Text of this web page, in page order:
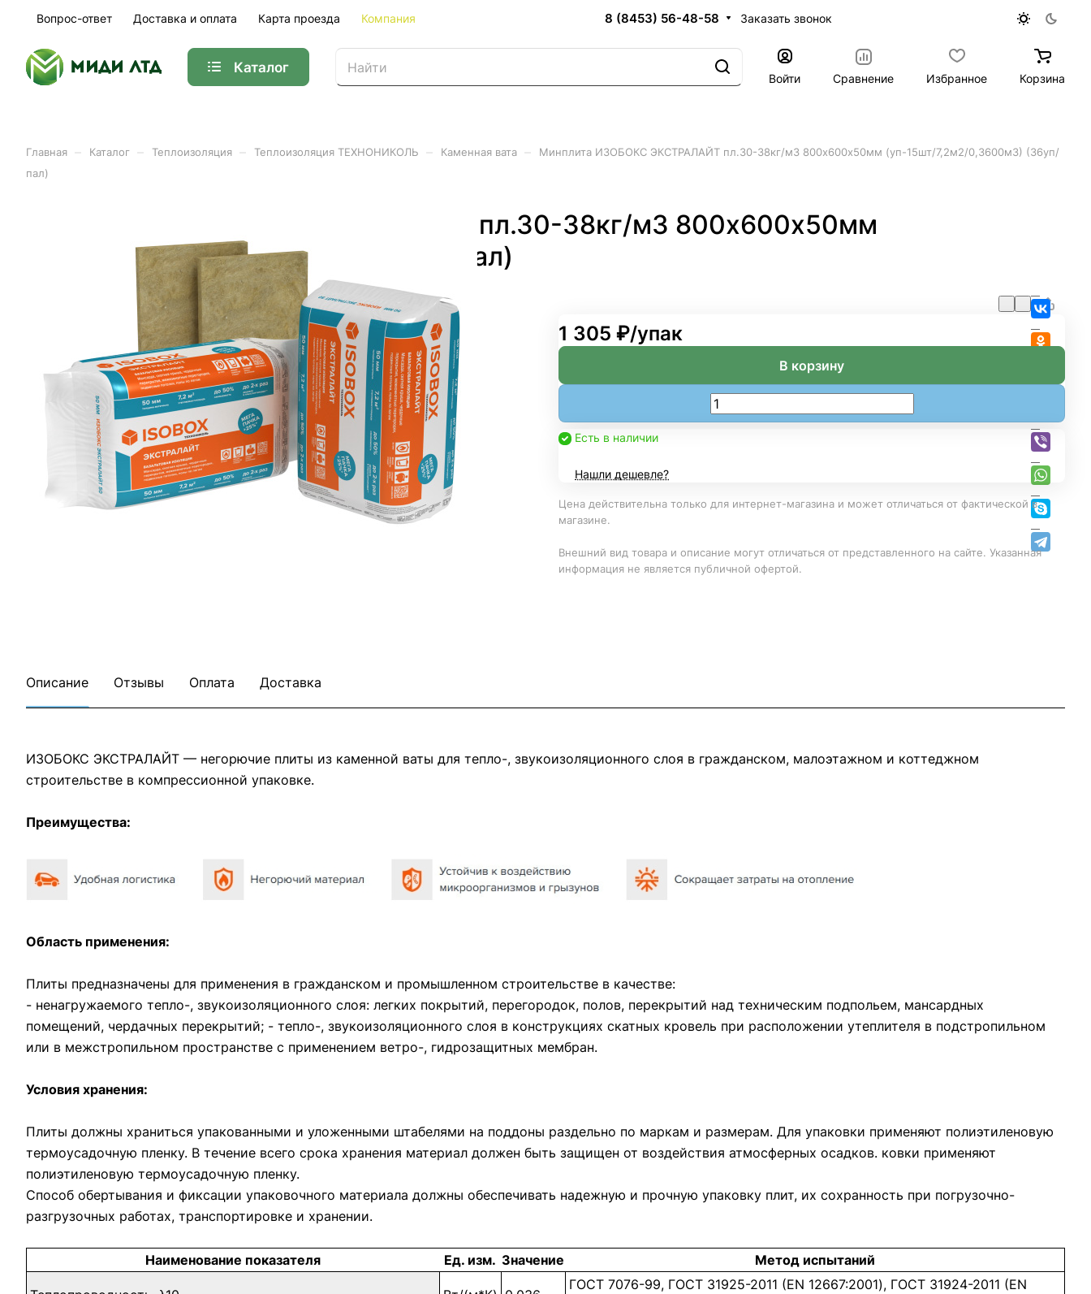
Вопрос-ответ Доставка и оплата Карта проезда Компания 8 (8453) 56-48-58 Заказать звонок
Каталог
Войти Сравнение Избранное Корзина
Главная Каталог Теплоизоляция Теплоизоляция ТЕХНОНИКОЛЬ Каменная вата
Минплита ИЗОБОКС ЭКСТРАЛАЙТ пл.30-38кг/м3 800х600х50мм (уп-15шт/7,2м2/0,3600м3) (36уп/
пал)
Минплита ИЗОБОКС ЭКСТРАЛАЙТ пл.30-38кг/м3 800х600х50мм
(уп-15шт/7,2м2/0,3600м3) (36уп/пал)
Все товары ТЕХНОНИКОЛЬВсе товары категории
1 305 ₽/упак
В корзину
Есть в наличии
Нашли дешевле?
Цена действительна только для интернет-магазина и может отличаться от фактической в
магазине.
Внешний вид товара и описание могут отличаться от представленного на сайте. Указанная
информация не является публичной офертой.
Описание Отзывы Оплата Доставка
ИЗОБОКС ЭКСТРАЛАЙТ — негорючие плиты из каменной ваты для тепло-, звукоизоляционного слоя в гражданском, малоэтажном и коттеджном
строительстве в компрессионной упаковке.
Преимущества:
Область применения:
Плиты предназначены для применения в гражданском и промышленном строительстве в качестве:
- ненагружаемого тепло-, звукоизоляционного слоя: легких покрытий, перегородок, полов, перекрытий над техническим подпольем, мансардных
помещений, чердачных перекрытий; - тепло-, звукоизоляционного слоя в конструкциях скатных кровель при расположении утеплителя в подстропильном
или в межстропильном пространстве с применением ветро-, гидрозащитных мембран.
Условия хранения:
Плиты должны храниться упакованными и уложенными штабелями на поддоны раздельно по маркам и размерам. Для упаковки применяют полиэтиленовую
термоусадочную пленку. В течение всего срока хранения материал должен быть защищен от воздействия атмосферных осадков. ковки применяют
полиэтиленовую термоусадочную пленку.
Способ обертывания и фиксации упаковочного материала должны обеспечивать надежную и прочную упаковку плит, их сохранность при погрузочно-
разгрузочных работах, транспортировке и хранении.
Наименование показателя Ед. изм. Значение Метод испытаний
ГОСТ 7076-99, ГОСТ 31925-2011 (EN 12667:2001), ГОСТ 31924-2011 (EN